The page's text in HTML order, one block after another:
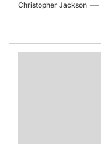
Christopher Jackson